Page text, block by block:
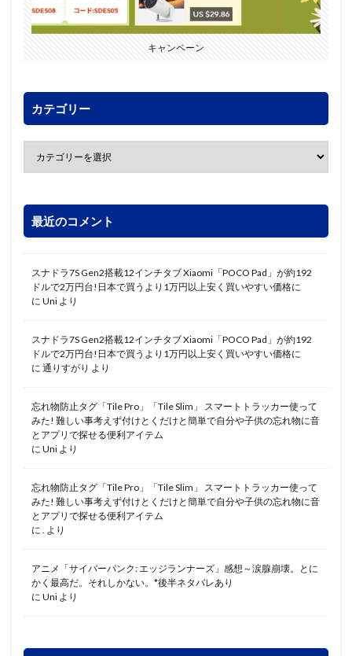
キャンペーン
カテゴリー
最近のコメント
スナドラ7S Gen2搭載12インチタブ Xiaomi「POCO Pad」が約192
ドルで2万円台!日本で買うより1万円以上安く買いやすい価格に
に Uni より
スナドラ7S Gen2搭載12インチタブ Xiaomi「POCO Pad」が約192
ドルで2万円台!日本で買うより1万円以上安く買いやすい価格に
に 通りすがり より
忘れ物防止タグ「Tile Pro」「Tile Slim」 スマートトラッカー使って
みた! 難しい事考えず付けとくだけと簡単で自分や子供の忘れ物に音
とアプリで探せる便利アイテム
に Uni より
忘れ物防止タグ「Tile Pro」「Tile Slim」 スマートトラッカー使って
みた! 難しい事考えず付けとくだけと簡単で自分や子供の忘れ物に音
とアプリで探せる便利アイテム
に
より
アニメ「サイバーパンク: エッジランナーズ」感想～涙腺崩壊。とに
かく最高だ。それしかない。*後半ネタバレあり
に Uni より